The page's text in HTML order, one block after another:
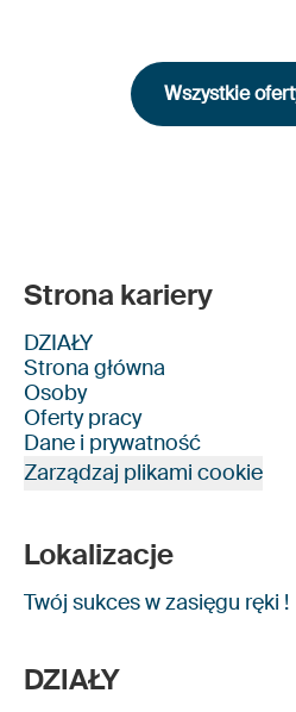
Wszystkie
Strona kariery
DZIAŁY
Strona główna
Osoby
Oferty pracy
Dane i prywatność
Zarządzaj plikami cookie
Lokalizacje
Twój sukces w zasięgu ręki !
DZIAŁY